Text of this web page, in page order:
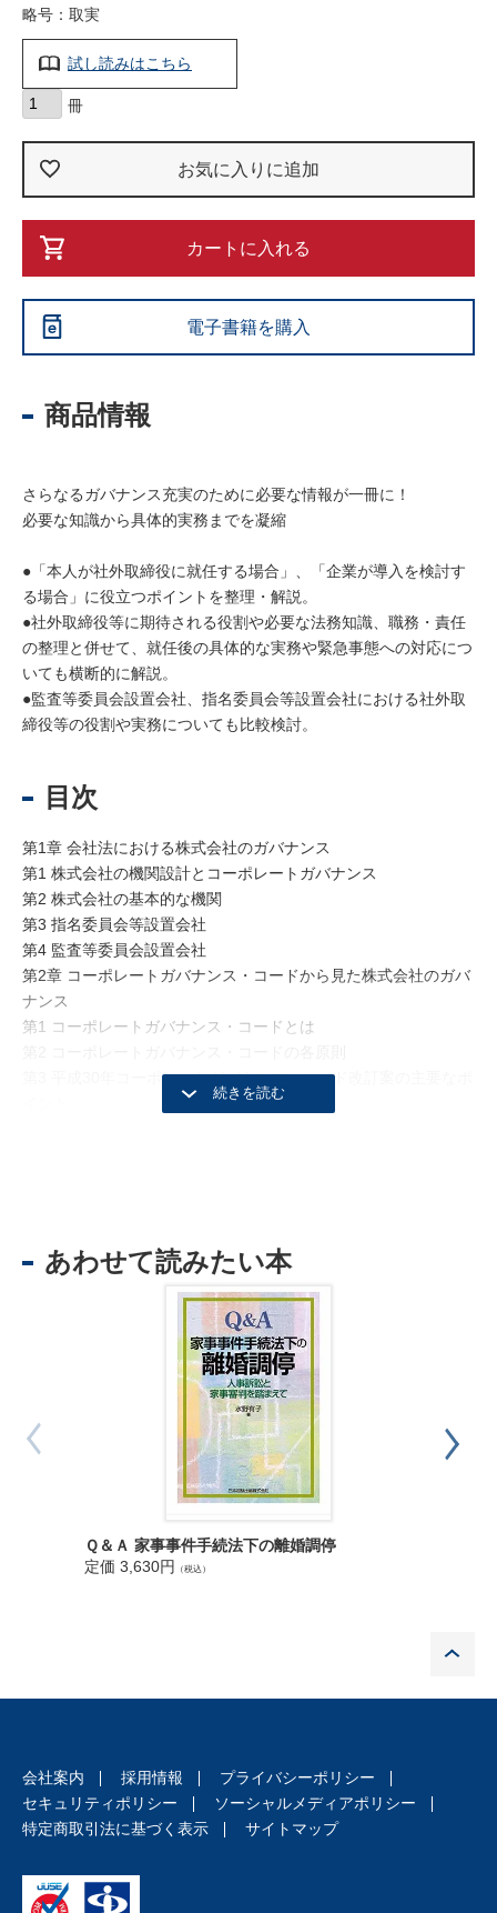
略号：取実
試し読みはこちら
お気に入りに追加
カートに入れる
電子書籍を購入
商品情報
さらなるガバナンス充実のために必要な情報が一冊に！
必要な知識から具体的実務までを凝縮
●「本人が社外取締役に就任する場合」、「企業が導入を検討す
る場合」に役立つポイントを整理・解説。
●社外取締役等に期待される役割や必要な法務知識、職務・責任
の整理と併せて、就任後の具体的な実務や緊急事態への対応につ
いても横断的に解説。
●監査等委員会設置会社、指名委員会等設置会社における社外取
締役等の役割や実務についても比較検討。
目次
第1章 会社法における株式会社のガバナンス
第1 株式会社の機関設計とコーポレートガバナンス
第2 株式会社の基本的な機関
第3 指名委員会等設置会社
第4 監査等委員会設置会社
第2章 コーポレートガバナンス・コードから見た株式会社のガバ
ナンス
第1 コーポレートガバナンス・コードとは
第3 平成30年コーポレートガバナンス・コード改訂案の主要なポ
第1 社外役員としての自覚と熱意をもてる人
第2 上場会社であることの意識
第3 社外役員としての知識・情報の吸収と判断枠組の受容
第4 コーポレートガバナンス・コードへの理解
第5 職業上の実績と人柄
第4章 社外取締役・社外監査役就任の検討と準備
第1 社外取締役・社外監査役就任への打診
第2 経営陣の社外取締役・社外監査役への期待の確認
第3 社外取締役としての十分な活動時間の確保ができるかの確認
第4 会社規程等ルール等の確認
第6 会社概況の把握
第7 就任受諾後の手続
第2 会社の機関設計
第3 社外取締役の職務・義務
第4 社外監査役の職務・義務
第7章 3つの制度の比較と社外取締役・社外監査役の役割
あわせて読みたい本
Ｑ＆Ａ 家事事件手続法下の離婚調停
定価 3,630円
（税込）
会社案内 採用情報
プライバシーポリシー
セキュリティポリシー
ソーシャルメディアポリシー
特定商取引法に基づく表示
サイトマップ